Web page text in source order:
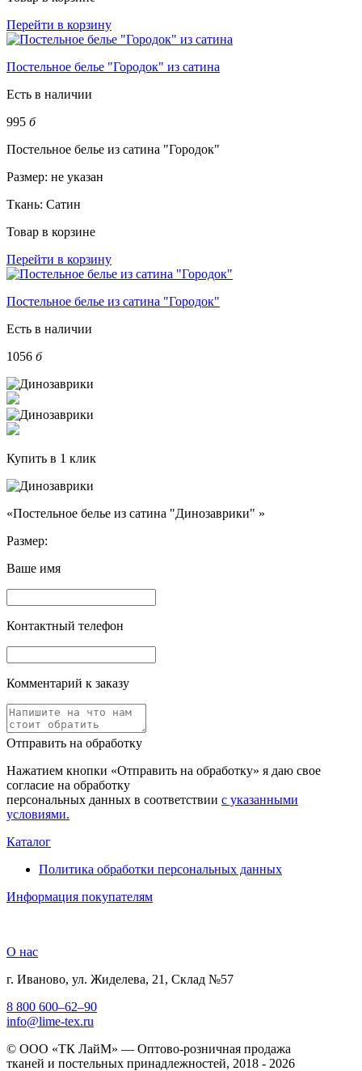
Перейти в корзину
Постельное белье "Городок" из сатина
Есть в наличии
995 б
Постельное белье из сатина "Городок"
Размер: не указан
Ткань: Сатин
Товар в корзине
Перейти в корзину
Постельное белье из сатина "Городок"
Есть в наличии
1056 б
Купить в 1 клик
«Постельное белье из сатина "Динозаврики" »
Размер:
Ваше имя
Контактный телефон
Комментарий к заказу
Отправить на обработку
Нажатием кнопки «Отправить на обработку» я даю свое
согласие на обработку
персональных данных в соответствии с указанными
условиями.
Каталог
Политика обработки персональных данных
Информация покупателям
О нас
г. Иваново, ул. Жиделева, 21, Склад №57
8 800 600–62–90
info@lime-tex.ru
© ООО «ТК ЛайМ» — Оптово-розничная продажа
тканей и постельных принадлежностей, 2018 - 2026